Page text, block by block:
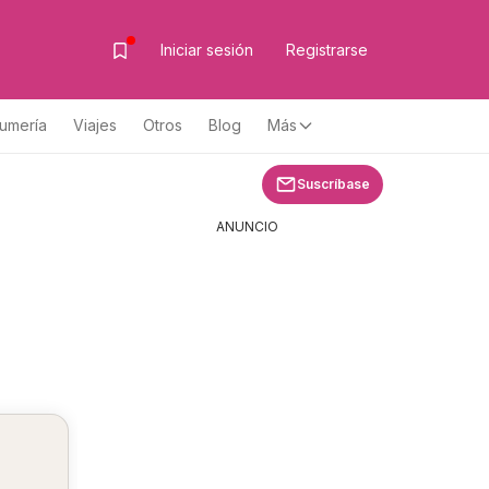
Iniciar sesión Registrarse
Viajes Otros Blog Más
Suscríbase
ANUNCIO